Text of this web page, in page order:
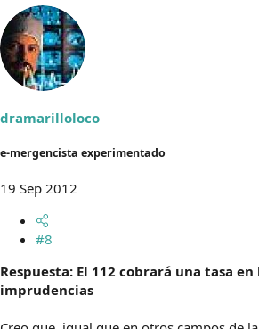
dramarilloloco
e-mergencista experimentado
19 Sep 2012
#8
Respuesta: El 112 cobrará una tasa
imprudencias